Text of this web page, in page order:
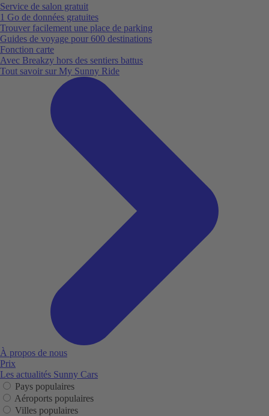
Service de salon gratuit
1 Go de données gratuites
Trouver facilement une place de parking
Guides de voyage pour 600 destinations
Fonction carte
Avec Breakzy hors des sentiers battus
Tout savoir sur My Sunny Ride
À propos de nous
Prix
Les actualités Sunny Cars
Pays populaires
Aéroports populaires
Villes populaires